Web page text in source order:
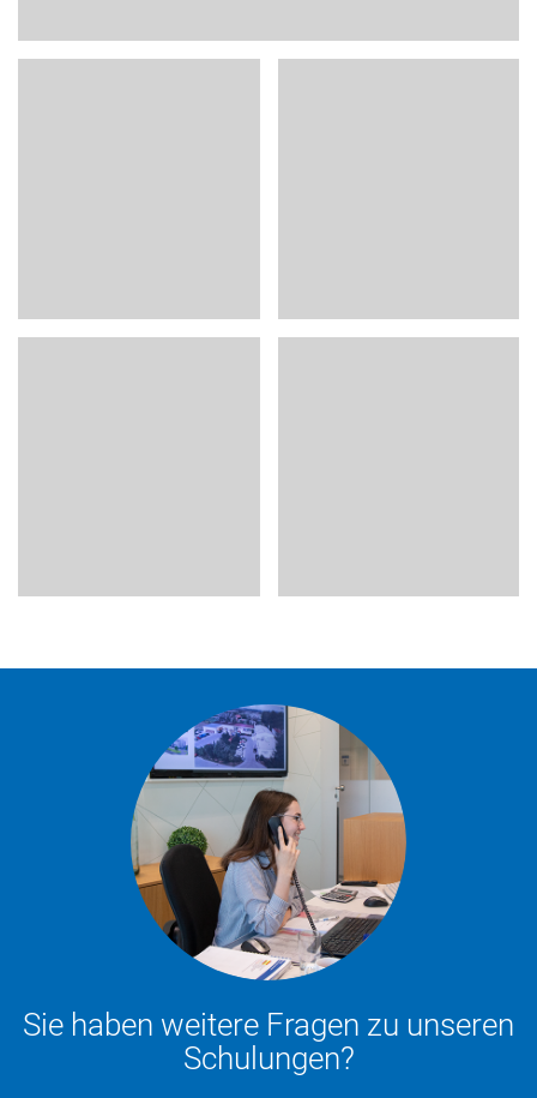
Sie haben weitere Fragen zu unseren
Schulungen?